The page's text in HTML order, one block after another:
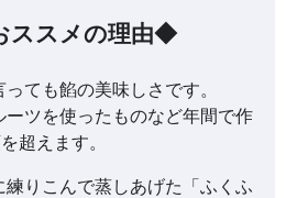
ススメの理由◆
ても餡の美味しさです。
ーツを使ったものなど年間で作
超えます。
りこんで蒸しあげた「ふくふ